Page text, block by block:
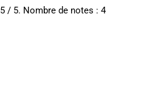
5/ 5. Nombre de notes : 4